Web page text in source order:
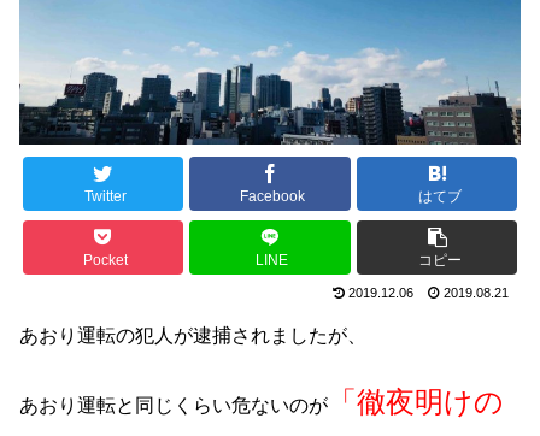
Twitter Facebook はてブ
Pocket LINE コピー
2019.12.06 2019.08.21
あおり運転の犯人が逮捕されましたが、
あおり運転と同じくらい危ないのが
「徹夜明けの